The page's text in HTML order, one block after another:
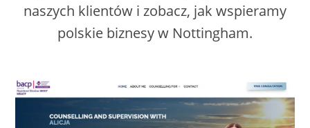
naszych klientów i zobacz, jak wspieramy
polskie biznesy w Nottingham.